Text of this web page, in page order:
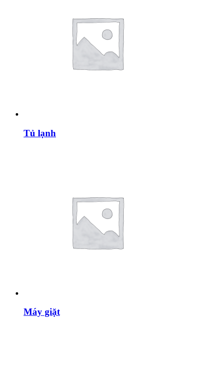
Tủ lạnh
Máy giặt